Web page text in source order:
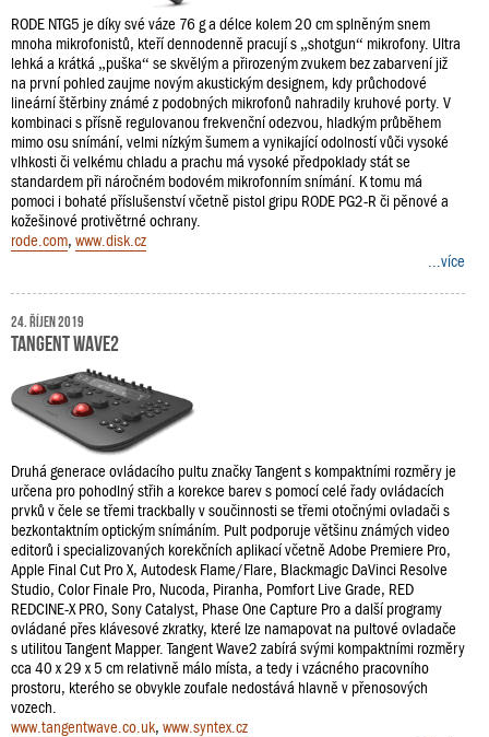
RODE NTG5 je díky své váze 76 g a délce kolem 20 cm splněným snem
mnoha mikrofonistů, kteří dennodenně pracují s „shotgun“ mikrofony. Ultra
lehká a krátká „puška“ se skvělým a přirozeným zvukem bez zabarvení již
na první pohled zaujme novým akustickým designem, kdy průchodové
lineární štěrbiny známé z podobných mikrofonů nahradily kruhové porty. V
kombinaci s přísně regulovanou frekvenční odezvou, hladkým průběhem
mimo osu snímání, velmi nízkým šumem a vynikající odolností vůči vysoké
vlhkosti či velkému chladu a prachu má vysoké předpoklady stát se
standardem při náročném bodovém mikrofonním snímání. K tomu má
pomoci i bohaté příslušenství včetně pistol gripu RODE PG2-R či pěnové a
kožešinové protivětrné ochrany.
rode.com, www.disk.cz
...více
24. říjen 2019
Tangent Wave2
Druhá generace ovládacího pultu značky Tangent s kompaktními rozměry je
určena pro pohodlný střih a korekce barev s pomocí celé řady ovládacích
prvků v čele se třemi trackbally v součinnosti se třemi otočnými ovladači s
bezkontaktním optickým snímáním. Pult podporuje většinu známých video
editorů i specializovaných korekčních aplikací včetně Adobe Premiere Pro,
Apple Final Cut Pro X, Autodesk Flame/Flare, Blackmagic DaVinci Resolve
Studio, Color Finale Pro, Nucoda, Piranha, Pomfort Live Grade, RED
REDCINE-X PRO, Sony Catalyst, Phase One Capture Pro a další programy
ovládané přes klávesové zkratky, které lze namapovat na pultové ovladače
s utilitou Tangent Mapper. Tangent Wave2 zabírá svými kompaktními rozměry
cca 40 x 29 x 5 cm relativně málo místa, a tedy i vzácného pracovního
prostoru, kterého se obvykle zoufale nedostává hlavně v přenosových
vozech.
www.tangentwave.co.uk, www.syntex.cz